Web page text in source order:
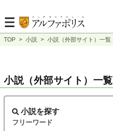
TOP > 小説 > 小説（外部サイト）一覧
小説（外部サイト）一覧
小説を探す
フリーワード